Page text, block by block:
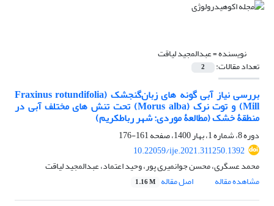
نویسنده =عبدالمجید لیاقت
تعداد مقالات: 2
بررسی نیاز آبی گونه ‏های زبان‌گنجشک (Fraxinus rotundifolia
Mill) و توت نرک (Morus alba) تحت تنش ‏های مختلف آبی در
منطقۀ ‏خشک (مطالعۀ موردی: شهر رباط‏کریم)
دوره 8، شماره 1، بهار 1400، صفحه
161-176
10.22059/ije.2021.311250.1392
محمد عسگری، محسن جوانمیری پور، وحید اعتماد، عبدالمجید لیاقت
مشاهده مقاله
اصل مقاله 1.16 M